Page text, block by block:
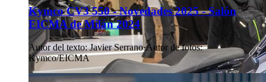
Kymco CV3 550 - Novedades 2025 - Salón
EICMA de Milán 2024
Autor del texto: Javier Serrano·Autor de fotos:
Kymco/EICMA